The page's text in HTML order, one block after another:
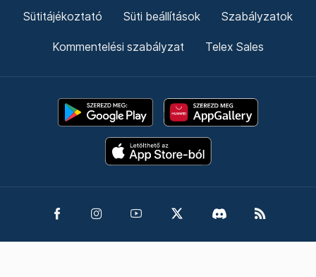
Sütitájékoztató Süti beállítások Szabályzatok
Kommentelési szabályzat Telex Sales